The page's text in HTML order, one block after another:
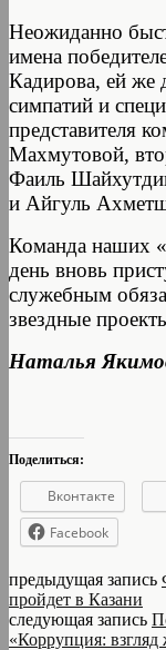
Неожиданно
имена
Кадирова, ей же
симпатий и
представителя
Махмутовой,
Фаиль
и Айгуль
Команда наших
день вновь
служебным
звездные
Наталья
Поделиться:
Вконтакте
Facebook
предыдущая запись
пройдет в Казани
следующая запись
«Коррупция: взгляд